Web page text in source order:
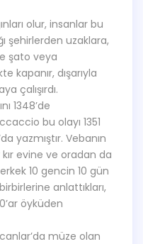
olur, insanlar bu
şehirlerden uzaklara,
şato veya
kapanır, dışarıyla
çalışırdı.
1348’de
bu olayı 1351
yazmıştır. Vebanın
evine ve oradan da
10 gencin 10 gün
anlattıkları,
öyküden
müze olan